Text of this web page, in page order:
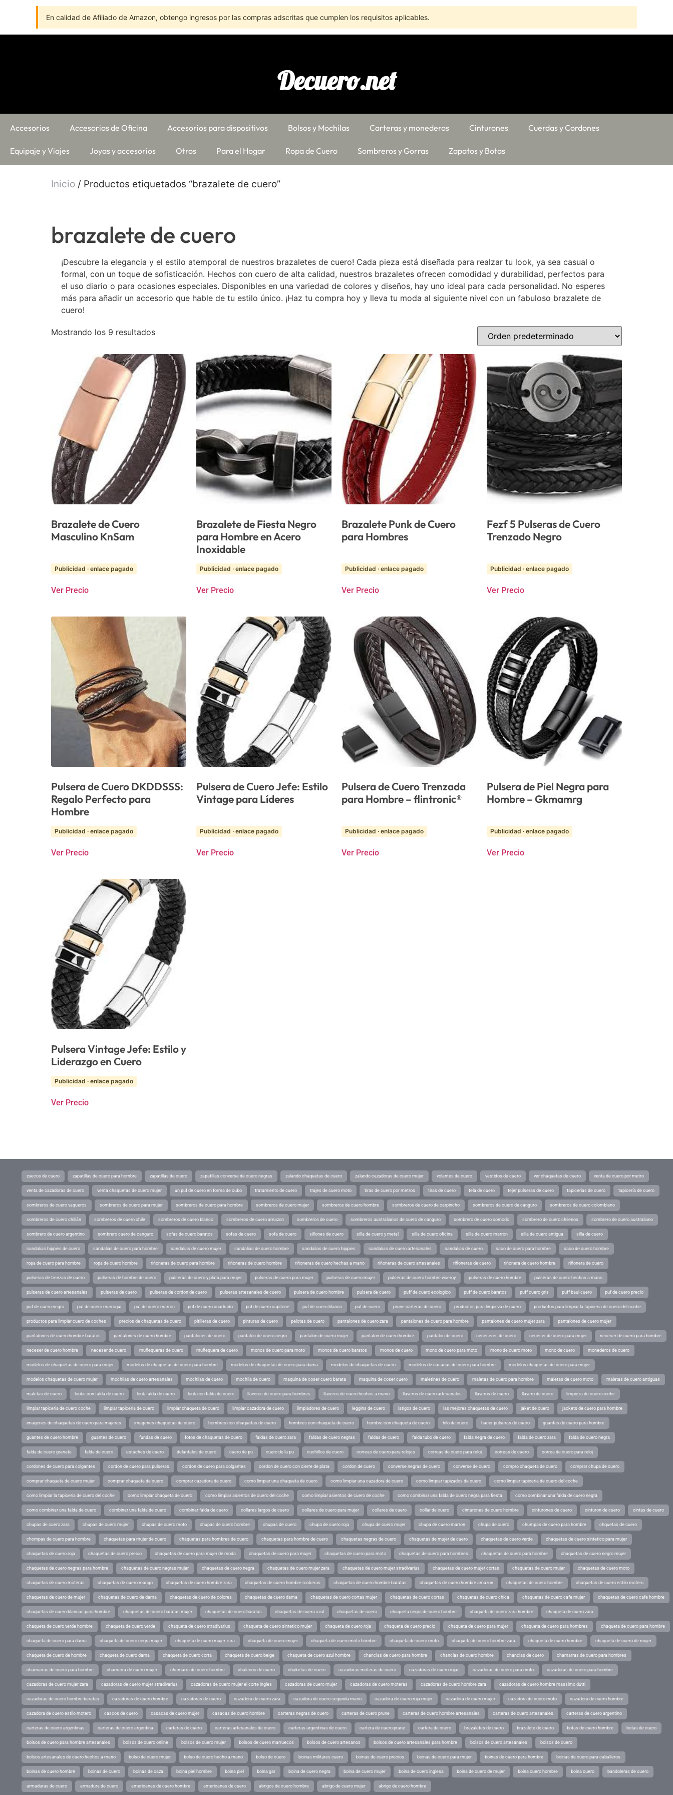
En calidad de Afiliado de Amazon, obtengo ingresos por las compras adscritas que cumplen los requisitos aplicables.
Decuero.net
Accesorios Accesorios de Oficina Accesorios para dispositivos Bolsos y Mochilas Carteras y monederos Cinturones Cuerdas y Cordones
Equipaje y Viajes Joyas y accesorios Otros Para el Hogar Ropa de Cuero Sombreros y Gorras Zapatos y Botas
Inicio / Productos etiquetados “brazalete de cuero”
brazalete de cuero
¡Descubre la elegancia y el estilo atemporal de nuestros brazaletes de cuero! Cada pieza está diseñada para realzar tu look, ya sea casual o
formal, con un toque de sofisticación. Hechos con cuero de alta calidad, nuestros brazaletes ofrecen comodidad y durabilidad, perfectos para
el uso diario o para ocasiones especiales. Disponibles en una variedad de colores y diseños, hay uno ideal para cada personalidad. No esperes
más para añadir un accesorio que hable de tu estilo único. ¡Haz tu compra hoy y lleva tu moda al siguiente nivel con un fabuloso brazalete de
cuero!
Mostrando los 9 resultados
Brazalete de Cuero
Masculino KnSam
Publicidad · enlace pagado
Ver Precio
Brazalete de Fiesta Negro
para Hombre en Acero
Inoxidable
Publicidad · enlace pagado
Ver Precio
Brazalete Punk de Cuero
para Hombres
Publicidad · enlace pagado
Ver Precio
Fezf 5 Pulseras de Cuero
Trenzado Negro
Publicidad · enlace pagado
Ver Precio
Pulsera de Cuero DKDDSSS:
Regalo Perfecto para
Hombre
Publicidad · enlace pagado
Ver Precio
Pulsera de Cuero Jefe: Estilo
Vintage para Líderes
Publicidad · enlace pagado
Ver Precio
Pulsera de Cuero Trenzada
para Hombre – flintronic®
Publicidad · enlace pagado
Ver Precio
Pulsera de Piel Negra para
Hombre – Gkmamrg
Publicidad · enlace pagado
Ver Precio
Pulsera Vintage Jefe: Estilo y
Liderazgo en Cuero
Publicidad · enlace pagado
Ver Precio
zuecos de cuero zapatillas de cuero para hombre zapatillas de cuero zapatillas converse de cuero negras zalando chaquetas de cuero zalando cazadoras de cuero mujer volantes de cuero vestidos de cuero ver chaquetas de cuero venta de cuero por metro
venta de cazadoras de cuero venta chaquetas de cuero mujer un puf de cuero en forma de cubo tratamiento de cuero trajes de cuero moto tiras de cuero por metros tiras de cuero tela de cuero tejer pulseras de cuero tapicerias de cuero tapicería de cuero
sombreros de cuero vaqueros sombreros de cuero para mujer sombreros de cuero para hombre sombreros de cuero mujer sombreros de cuero hombre sombreros de cuero de carpincho sombreros de cuero de canguro sombreros de cuero colombiano
sombreros de cuero chillán sombreros de cuero chile sombreros de cuero blanco sombreros de cuero amazon sombreros de cuero sombreros australianos de cuero de canguro sombrero de cuero comodo sombrero de cuero chilenos sombrero de cuero australiano
sombrero de cuero argentino sombrero cuero de canguro sofas de cuero baratos sofas de cuero sofa de cuero sillones de cuero silla de cuero y metal silla de cuero oficina silla de cuero marron silla de cuero antigua silla de cuero
sandalias hippies de cuero sandalias de cuero para hombre sandalias de cuero mujer sandalias de cuero hombre sandalias de cuero hippies sandalias de cuero artesanales sandalias de cuero saco de cuero para hombre saco de cuero hombre
ropa de cuero para hombre ropa de cuero hombre riñoneras de cuero para hombre riñoneras de cuero hombre riñoneras de cuero hechas a mano riñoneras de cuero artesanales riñoneras de cuero riñonera de cuero hombre riñonera de cuero
pulseras de trenzas de cuero pulseras de hombre de cuero pulseras de cuero y plata para mujer pulseras de cuero para mujer pulseras de cuero mujer pulseras de cuero hombre viceroy pulseras de cuero hombre pulseras de cuero hechas a mano
pulseras de cuero artesanales pulseras de cuero pulseras de cordon de cuero pulseras artesanales de cuero pulsera de cuero hombre pulsera de cuero puff de cuero ecologico puff de cuero baratos puff cuero gris puff baul cuero puf de cuero precio
puf de cuero negro puf de cuero marroqui puf de cuero marron puf de cuero cuadrado puf de cuero capitone puf de cuero blanco puf de cuero prune carteras de cuero productos para limpieza de cuero productos para limpiar la tapiceria de cuero del coche
productos para limpiar cuero de coches precios de chaquetas de cuero pitilleras de cuero pinturas de cuero pelotas de cuero pantalones de cuero zara pantalones de cuero para hombre pantalones de cuero mujer zara pantalones de cuero mujer
pantalones de cuero hombre baratos pantalones de cuero hombre pantalones de cuero pantalon de cuero negro pantalon de cuero mujer pantalon de cuero hombre pantalon de cuero neceseres de cuero neceser de cuero para mujer neceser de cuero para hombre
neceser de cuero hombre neceser de cuero muñequeras de cuero muñequera de cuero monos de cuero para moto monos de cuero baratos monos de cuero mono de cuero para moto mono de cuero moto mono de cuero monederos de cuero
modelos de chaquetas de cuero para mujer modelos de chaquetas de cuero para hombre modelos de chaquetas de cuero para dama modelos de chaquetas de cuero modelos de casacas de cuero para hombre modelos chaquetas de cuero para mujer
modelos chaquetas de cuero mujer mochilas de cuero artesanales mochilas de cuero mochila de cuero maquina de coser cuero barata maquina de coser cuero maletines de cuero maletas de cuero para hombre maletas de cuero moto maletas de cuero antiguas
maletas de cuero looks con falda de cuero look falda de cuero look con falda de cuero llaveros de cuero para hombres llaveros de cuero hechos a mano llaveros de cuero artesanales llaveros de cuero llavero de cuero limpieza de cuero coche
limpiar tapiceria de cuero coche limpiar tapiceria de cuero limpiar chaqueta de cuero limpiar cazadora de cuero limpiadores de cuero leggins de cuero latigos de cuero las mejores chaquetas de cuero jaket de cuero jackets de cuero para hombre
imagenes de chaquetas de cuero para mujeres imagenes chaquetas de cuero hombres con chaquetas de cuero hombres con chaqueta de cuero hombre con chaqueta de cuero hilo de cuero hacer pulseras de cuero guantes de cuero para hombre
guantes de cuero hombre guantes de cuero fundas de cuero fotos de chaquetas de cuero faldas de cuero zara faldas de cuero negras faldas de cuero falda tubo de cuero falda negra de cuero falda de cuero zara falda de cuero negra
falda de cuero granate falda de cuero estuches de cuero delantales de cuero cuero de pu cuero de la pu cuchillos de cuero correas de cuero para relojes correas de cuero para reloj correas de cuero correa de cuero para reloj
cordones de cuero para colgantes cordon de cuero para pulseras cordon de cuero para colgantes cordon de cuero con cierre de plata cordon de cuero converse negras de cuero converse de cuero compro chaqueta de cuero comprar chupa de cuero
comprar chaqueta de cuero mujer comprar chaqueta de cuero comprar cazadora de cuero como limpiar una chaqueta de cuero como limpiar una cazadora de cuero como limpiar tapizados de cuero como limpiar tapiceria de cuero del coche
como limpiar la tapiceria de cuero del coche como limpiar chaqueta de cuero como limpiar asientos de cuero del coche como limpiar asientos de cuero de coche como combinar una falda de cuero negra para fiesta como combinar una falda de cuero negra
como combinar una falda de cuero combinar una falda de cuero combinar falda de cuero collares largos de cuero collares de cuero para mujer collares de cuero collar de cuero cinturones de cuero hombre cinturones de cuero cinturon de cuero cintas de cuero
chupas de cuero zara chupas de cuero mujer chupas de cuero moto chupas de cuero hombre chupas de cuero chupa de cuero roja chupa de cuero mujer chupa de cuero marron chupa de cuero chumpas de cuero para hombre chquetas de cuero
chompas de cuero para hombre chaquetas para mujer de cuero chaquetas para hombres de cuero chaquetas para hombre de cuero chaquetas negras de cuero chaquetas de mujer de cuero chaquetas de cuero verde chaquetas de cuero sintetico para mujer
chaquetas de cuero roja chaquetas de cuero precio chaquetas de cuero para mujer de moda chaquetas de cuero para mujer chaquetas de cuero para moto chaquetas de cuero para hombres chaquetas de cuero para hombre chaquetas de cuero negro mujer
chaquetas de cuero negras para hombre chaquetas de cuero negras mujer chaquetas de cuero negra chaquetas de cuero mujer zara chaquetas de cuero mujer stradivarius chaquetas de cuero mujer cortas chaquetas de cuero mujer chaquetas de cuero moto
chaquetas de cuero moteras chaquetas de cuero mango chaquetas de cuero hombre zara chaquetas de cuero hombre rockeras chaquetas de cuero hombre baratas chaquetas de cuero hombre amazon chaquetas de cuero hombre chaquetas de cuero estilo motero
chaquetas de cuero de mujer chaquetas de cuero de dama chaquetas de cuero de colores chaquetas de cuero dama chaquetas de cuero cortas mujer chaquetas de cuero cortas chaquetas de cuero chica chaquetas de cuero cafe mujer chaquetas de cuero cafe hombre
chaquetas de cuero blancas para hombre chaquetas de cuero baratas mujer chaquetas de cuero baratas chaquetas de cuero azul chaquetas de cuero chaqueta negra de cuero hombre chaqueta de cuero zara hombre chaqueta de cuero zara
chaqueta de cuero verde hombre chaqueta de cuero verde chaqueta de cuero stradivarius chaqueta de cuero sintetico mujer chaqueta de cuero roja chaqueta de cuero precio chaqueta de cuero para mujer chaqueta de cuero para hombres chaqueta de cuero para hombre
chaqueta de cuero para dama chaqueta de cuero negra mujer chaqueta de cuero mujer zara chaqueta de cuero mujer chaqueta de cuero moto hombre chaqueta de cuero moto chaqueta de cuero hombre zara chaqueta de cuero hombre chaqueta de cuero de mujer
chaqueta de cuero de hombre chaqueta de cuero dama chaqueta de cuero corta chaqueta de cuero beige chaqueta de cuero azul hombre chanclas de cuero para hombre chanclas de cuero hombre chanclas de cuero chamarras de cuero para hombres
chamarras de cuero para hombre chamarra de cuero mujer chamarra de cuero hombre chalecos de cuero chaketas de cuero cazadoras moteras de cuero cazadoras de cuero rojas cazadoras de cuero para moto cazadoras de cuero para hombre
cazadoras de cuero mujer zara cazadoras de cuero mujer stradivarius cazadoras de cuero mujer el corte ingles cazadoras de cuero mujer cazadoras de cuero moteras cazadoras de cuero hombre zara cazadoras de cuero hombre massimo dutti
cazadoras de cuero hombre baratas cazadoras de cuero hombre cazadoras de cuero cazadora de cuero zara cazadora de cuero segunda mano cazadora de cuero roja mujer cazadora de cuero mujer cazadora de cuero moto cazadora de cuero hombre
cazadora de cuero estilo motero cascos de cuero casacas de cuero mujer casacas de cuero hombre carteras negras de cuero carteras de cuero prune carteras de cuero hombre artesanales carteras de cuero artesanales carteras de cuero argentino
carteras de cuero argentinas carteras de cuero argentina carteras de cuero carteras artesanales de cuero carteras argentinas de cuero cartera de cuero prune cartera de cuero brazaletes de cuero brazalete de cuero botas de cuero hombre botas de cuero
bolsos de cuero para hombre artesanales bolsos de cuero online bolsos de cuero mujer bolsos de cuero marruecos bolsos de cuero artesanos bolsos de cuero artesanales para hombre bolsos de cuero artesanales bolsos de cuero
bolsos artesanales de cuero hechos a mano bolso de cuero mujer bolso de cuero hecho a mano bolso de cuero boinas militares cuero boinas de cuero precios boinas de cuero para mujer boinas de cuero para hombre boinas de cuero para caballeros
boinas de cuero hombre boinas de cuero boinas de caza boina piel hombre boina piel boina gar boina de cuero negra boina de cuero mujer boina de cuero inglesa boina de cuero de mujer boina cuero hombre boina cuero bandoleras de cuero
armaduras de cuero armadura de cuero americanas de cuero hombre americanas de cuero abrigos de cuero hombre abrigo de cuero mujer abrigo de cuero hombre